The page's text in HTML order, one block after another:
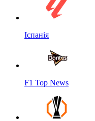
Іспанія
F1 Top News